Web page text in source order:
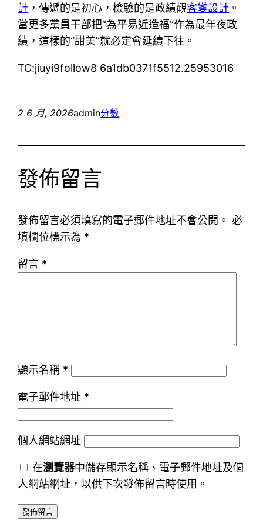
計 ，傳遞的是初心，檢驗的是政績觀客變設計 。
當更多黨員干部把“為平易近造福”作為最年夜政
績，這樣的“甜美”就必定會延續下往。
TC:jiuyi9follow8 6a1db0371f5512.25953016
2 6 月, 2026admin分數
發佈留言
發佈留言必須填寫的電子郵件地址不會公開。 必
填欄位標示為 *
留言 *
顯示名稱 *
電子郵件地址 *
個人網站網址
在瀏覽器中儲存顯示名稱、電子郵件地址及個
人網站網址，以供下次發佈留言時使用。